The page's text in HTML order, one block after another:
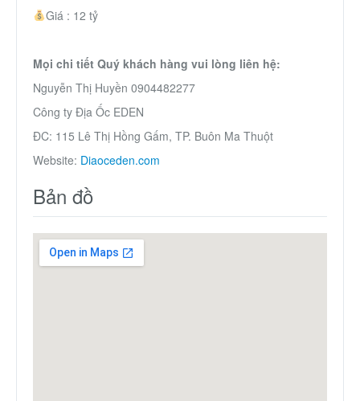
Giá : 12 tỷ
Mọi chi tiết Quý khách hàng vui lòng liên hệ:
Nguyễn Thị Huyền 0904482277
Công ty Địa Ốc EDEN
ĐC: 115 Lê Thị Hồng Gấm, TP. Buôn Ma Thuột
Website: Diaoceden.com
Bản đồ